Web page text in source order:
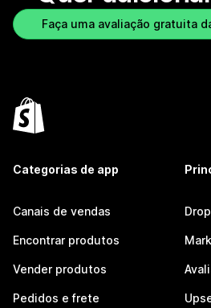
Faça uma avaliação gratuita
Categorias de app
Canais de vendas
Encontrar produtos
Vender produtos
Pedidos e frete